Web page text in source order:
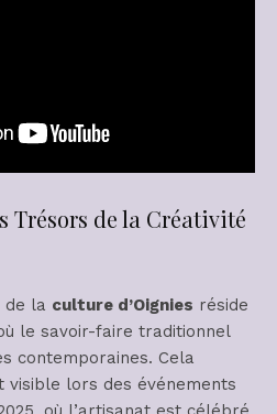
Trésors de la Créativité
de la culture d’Oignies réside
le savoir-faire traditionnel
contemporaines. Cela
visible lors des événements